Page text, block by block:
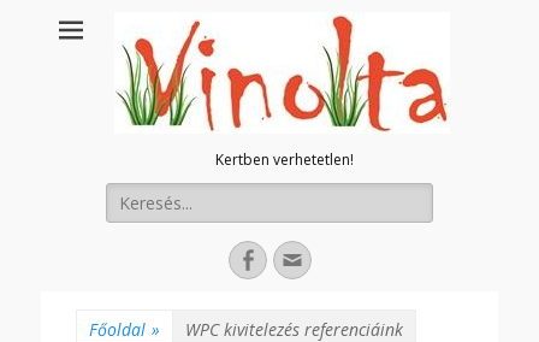
Kertben verhetetlen!
Keresés:
Facebook
E-
mail
Főoldal » WPC kivitelezés referenciáink